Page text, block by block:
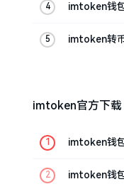
imtoken钱
imtoken转
imtoken官方下载
imtoken钱
imtoken钱